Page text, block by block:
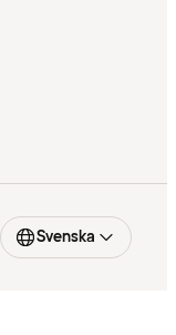
Svenska